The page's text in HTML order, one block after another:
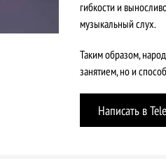
гибкости и
музыкальный слух.
Таким образом,
занятием, но и
Написать в